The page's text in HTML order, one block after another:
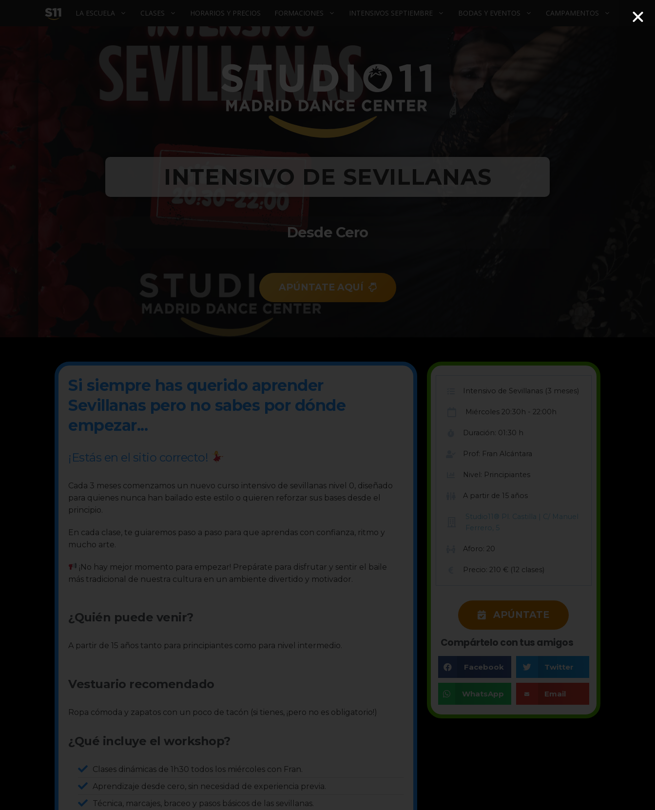
INICIOLA ESCUELA CLASES HORARIOS Y PRECIOS FORMACIONES INTENSIVOS SEPTIEMBRE BODAS Y EVENTOS CAMPAMENTOS
INTENSIVO DE SEVILLANAS
Desde Cero
APÚNTATE AQUÍ
Si siempre has querido aprender
Sevillanas pero no sabes por dónde
empezar...
¡Estás en el sitio correcto!
Cada 3 meses comenzamos un nuevo curso intensivo de sevillanas nivel 0, diseñado
para quienes nunca han bailado este estilo o quieren reforzar sus bases desde el
principio.
En cada clase, te guiaremos paso a paso para que aprendas con confianza, ritmo y
mucho arte.
¡No hay mejor momento para empezar! Prepárate para disfrutar y sentir el baile
más tradicional de nuestra cultura en un ambiente divertido y motivador.
¿Quién puede venir?
A partir de 15 años tanto para principiantes como para nivel intermedio.
Vestuario recomendado
Ropa cómoda y zapatos con un poco de tacón (si tienes, ¡pero no es obligatorio!)
¿Qué incluye el workshop?
Clases dinámicas de 1h30 todos los miércoles con Fran.
Aprendizaje desde cero, sin necesidad de experiencia previa.
Técnica, marcajes, braceo y pasos básicos de las sevillanas.
Intensivo de Sevillanas (3 meses)
Miércoles 20:30h - 22:00h
Duración: 01:30 h
Prof: Fran Alcántara
Nivel: Principiantes
A partir de 15 años
Studio11® Pl. Castilla | C/ Manuel
Ferrero, 5
Aforo: 20
Precio: 210 € (12 clases)
APÚNTATE
Compártelo con tus amigos
Facebook Twitter
WhatsApp Email